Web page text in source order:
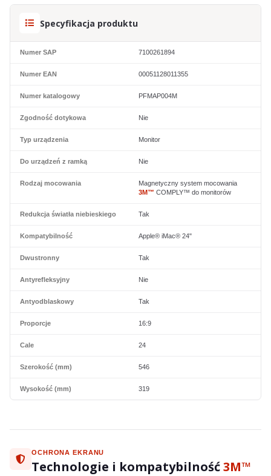
Specyfikacja produktu
Numer SAP 7100261894
Numer EAN 00051128011355
Numer katalogowy PFMAP004M
Zgodność dotykowa Nie
Typ urządzenia Monitor
Do urządzeń z ramką Nie
Rodzaj mocowania
Magnetyczny system mocowania
3M™ COMPLY™ do monitorów
Redukcja światła niebieskiego Tak
Kompatybilność Apple® iMac® 24"
Dwustronny Tak
Antyrefleksyjny Nie
Antyodblaskowy Tak
Proporcje 16:9
Cale 24
Szerokość (mm) 546
Wysokość (mm) 319
OCHRONA EKRANU
Technologie i kompatybilność3M™